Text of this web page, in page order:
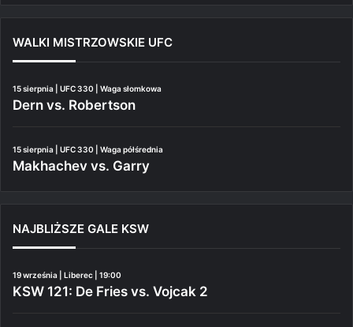
WALKI MISTRZOWSKIE UFC
15 sierpnia | UFC 330 | Waga słomkowa
Dern vs. Robertson
15 sierpnia | UFC 330 | Waga półśrednia
Makhachev vs. Garry
NAJBLIŻSZE GALE KSW
19 września | Liberec | 19:00
KSW 121: De Fries vs. Vojcak 2